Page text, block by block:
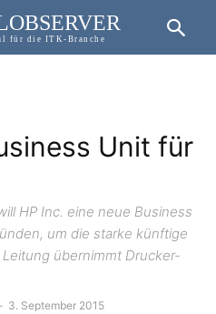
für die ITK-Branche
Unit für
HP Inc. eine neue Business
um die starke künftige
übernimmt Drucker-
- 3. September 2015